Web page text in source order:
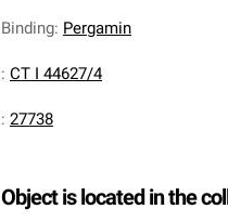
Binding: Pergamin
: CT I 44627/4
: 27738
Object is located in the